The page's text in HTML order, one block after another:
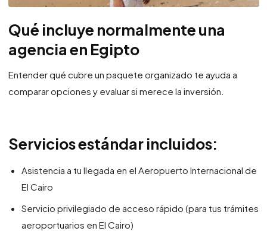
Qué incluye normalmente una
agencia en Egipto
Entender qué cubre un paquete organizado te ayuda a
comparar opciones y evaluar si merece la inversión.
Servicios estándar incluidos:
Asistencia a tu llegada en el Aeropuerto Internacional de
El Cairo
Servicio privilegiado de acceso rápido (para tus trámites
aeroportuarios en El Cairo)